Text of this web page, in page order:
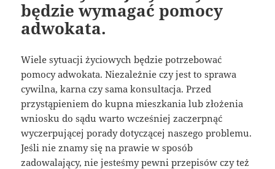
będzie wymagać pomocy
adwokata.
Wiele sytuacji życiowych będzie potrzebować
pomocy adwokata. Niezależnie czy jest to sprawa
cywilna, karna czy sama konsultacja. Przed
przystąpieniem do kupna mieszkania lub złożenia
wniosku do sądu warto wcześniej zaczerpnąć
wyczerpującej porady dotyczącej naszego problemu.
Jeśli nie znamy się na prawie w sposób
zadowalający, nie jesteśmy pewni przepisów czy też